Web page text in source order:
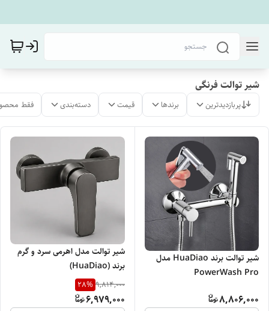
شیر توالت فرنگی
پربازدیدترین برندها قیمت دسته‌بندی فقط
شیر توالت برند HuaDiao مدل
PowerWash Pro
8,806,000
شیر توالت مدل اهرمی سرد و گرم
برند (HuaDiao)
9,814,000
28%
6,979,000